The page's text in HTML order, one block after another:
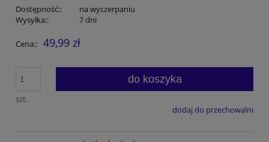
Dostępność::
na wyczerpaniu
Wysyłka::
7 dni
Cena:: 49,99 zł
szt.
do koszyka
dodaj do przechowalni